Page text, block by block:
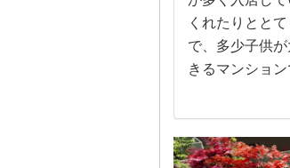
くれたりとと
で、多少子供
きるマンション